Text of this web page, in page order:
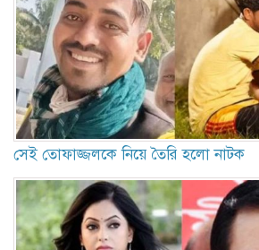
সেই তোফাজ্জলকে নিয়ে তৈরি হলো নাটক